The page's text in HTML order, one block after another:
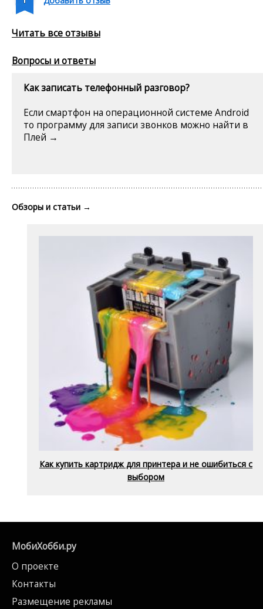
Читать все отзывы
Вопросы и ответы
Как записать телефонный разговор?
Если смартфон на операционной системе Android
то программу для записи звонков можно найти в
Плей →
Обзоры и статьи →
Как купить картридж для принтера и не ошибиться с
выбором
МобиХобби.ру
О проекте
Контакты
Размещение рекламы